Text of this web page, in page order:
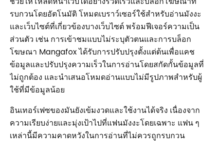
รบกวนโดยอัตโนมัติ โหมดเบราว์เซอร์ใช้สำหรับอ่านมังงะ
และเว็บไซต์ที่เกี่ยวข้องบางเว็บไซต์ พร้อมฟีเจอร์ความเป็น
ส่วนตัว เช่น การเข้าชมแบบไม่ระบุตัวตนและการบล็อก
โฆษณา Mangafox ได้รับการปรับปรุงตั้งแต่ต้นเพื่อแคช
ข้อมูลและปรับปรุงความเร็วในการอ่านโดยสกัดกั้นข้อมูลที่
ไม่ถูกต้อง และนำเสนอโหมดอ่านแบบไม่มีรูปภาพสำหรับผู้
ใช้ที่มีข้อมูลน้อย
อินเทอร์เฟซของมันยังเข้มงวดและใช้งานได้จริง เนื่องจาก
ความเรียบง่ายและมุ่งเป้าไปที่แฟนมังงะโดยเฉพาะ แฟน ๆ
เหล่านี้มีความคาดหวังในการอ่านที่ไม่ควรถูกรบกวน